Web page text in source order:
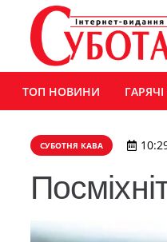
ТОП НОВИНИ
СУБОТНЯ КАВА